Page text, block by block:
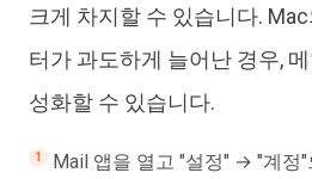
크게 차지할 수 있습니다.
터가 과도하게 늘어난 경우,
성화할 수 있습니다.
Mail 앱을 열고 "설정" → "계정